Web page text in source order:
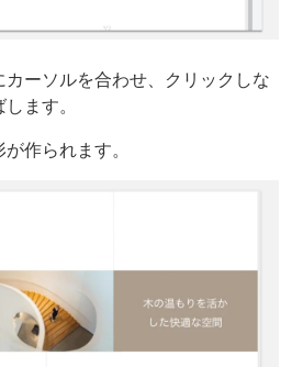
ーソルを合わせ、クリックしな
ます。
作られます。